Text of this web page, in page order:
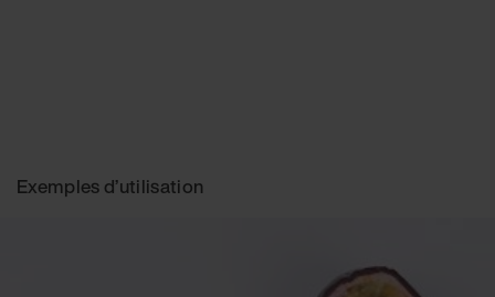
Exemples d’utilisation